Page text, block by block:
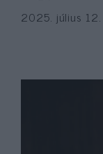
2025. július 12.